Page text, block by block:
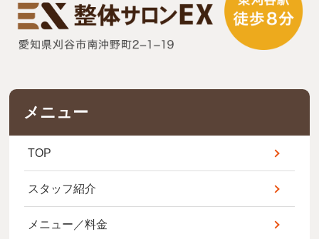
メニュー
TOP
スタッフ紹介
メニュー／料金